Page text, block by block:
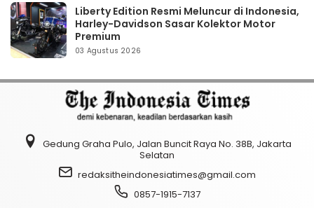
Liberty Edition Resmi Meluncur di Indonesia,
Harley-Davidson Sasar Kolektor Motor
Premium
03 Agustus 2026
Gedung Graha Pulo, Jalan Buncit Raya No. 38B, Jakarta
Selatan
redaksitheindonesiatimes@gmail.com
0857-1915-7137